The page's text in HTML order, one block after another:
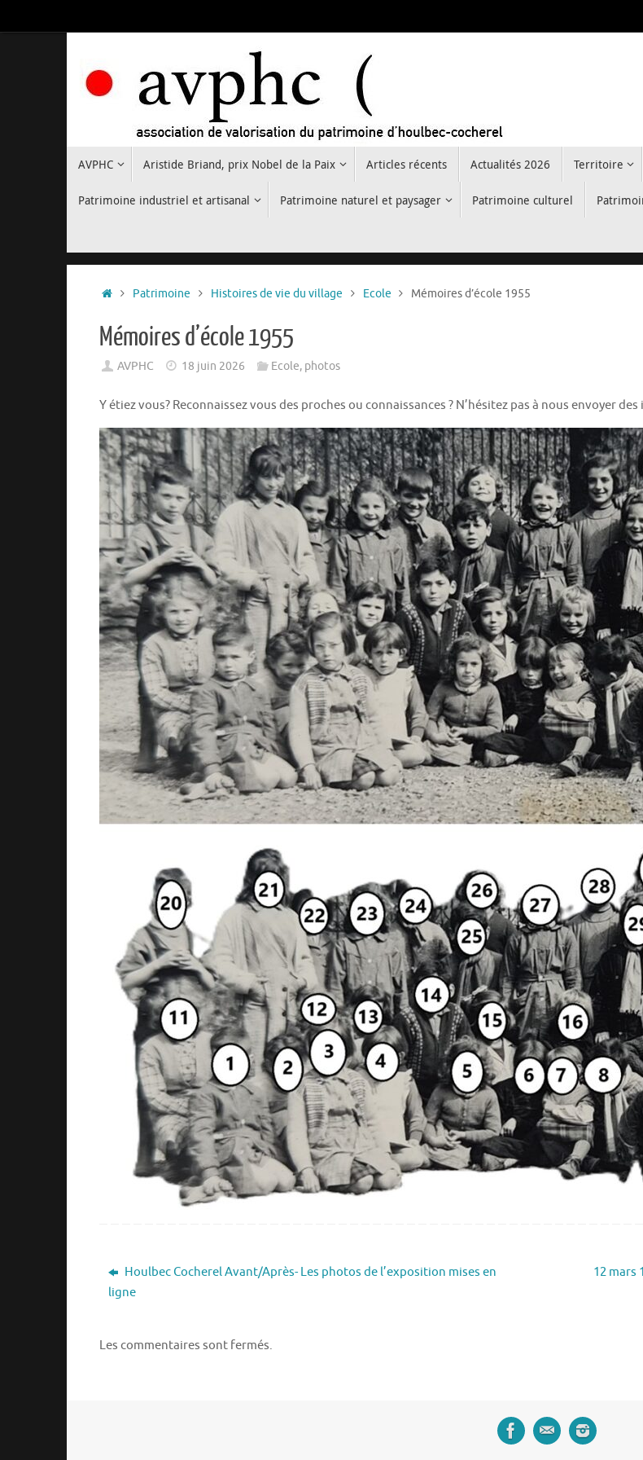
au
AVPHC Aristide Briand, prix Nobel de la Paix Articles récents Actualités 2026 Territoire
Patrimoine industriel et artisanal Patrimoine naturel et paysager Patrimoine culturel
Accueil
Patrimoine Histoires de vie du village Ecole Mémoires d’école 1955
Mémoires d’école 1955
AVPHC 18 juin 2026 Ecole, photos
Y étiez vous? Reconnaissez vous des proches ou connaissances ? N’hésitez pas à nous envoyer
Houlbec Cocherel Avant/Après- Les photos de l’exposition mises en
ligne
12 mars
Les commentaires sont fermés.